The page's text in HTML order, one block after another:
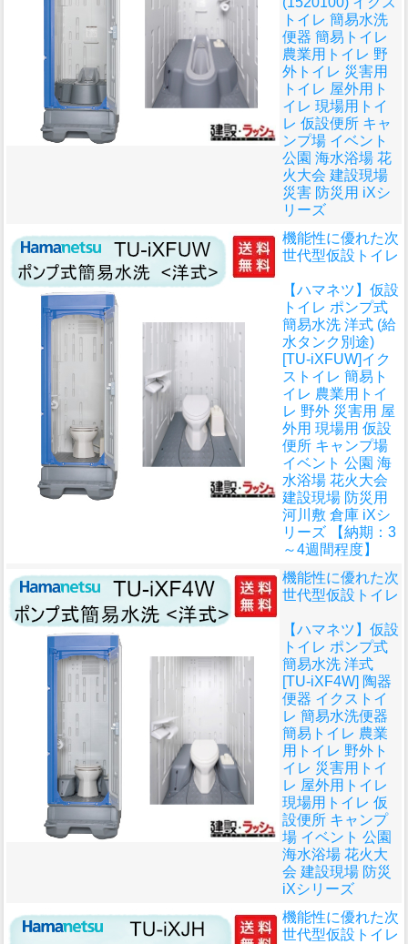
トイレ 簡易水洗
便器 簡易トイレ
農業用トイレ 野
外トイレ 災害用
トイレ 屋外用ト
イレ 現場用トイ
レ 仮設便所 キャ
ンプ場 イベント
公園 海水浴場 花
火大会 建設現場
災害 防災用 iXシ
リーズ
機能性に優れた次
世代型仮設トイレ
【ハマネツ】仮設
トイレ ポンプ式
簡易水洗 洋式 (給
水タンク別途)
[TU-iXFUW]イク
ストイレ 簡易ト
イレ 農業用トイ
レ 野外 災害用 屋
外用 現場用 仮設
便所 キャンプ場
イベント 公園 海
水浴場 花火大会
建設現場 防災用
河川敷 倉庫 iXシ
リーズ 【納期：3
～4週間程度】
機能性に優れた次
世代型仮設トイレ
【ハマネツ】仮設
トイレ ポンプ式
簡易水洗 洋式
[TU-iXF4W] 陶器
便器 イクストイ
レ 簡易水洗便器
簡易トイレ 農業
用トイレ 野外ト
イレ 災害用トイ
レ 屋外用トイレ
現場用トイレ 仮
設便所 キャンプ
場 イベント 公園
海水浴場 花火大
会 建設現場 防災
iXシリーズ
機能性に優れた次
世代型仮設トイレ